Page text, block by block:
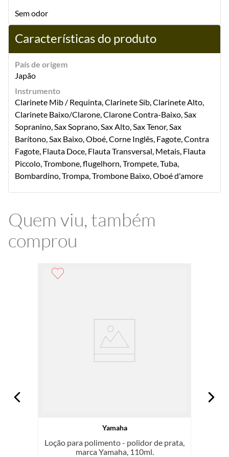
Sem odor
Características do produto
País de origem
Japão
Instrumento
Clarinete Mib / Requinta, Clarinete Sib, Clarinete Alto,
Clarinete Baixo/Clarone, Clarone Contra-Baixo, Sax
Sopranino, Sax Soprano, Sax Alto, Sax Tenor, Sax
Barítono, Sax Baixo, Oboé, Corne Inglês, Fagote, Contra
Fagote, Flauta Doce, Flauta Transversal, Metais, Flauta
Piccolo, Trombone, flugelhorn, Trompete, Tuba,
Bombardino, Trompa, Trombone Baixo, Oboé d'amore
Quem viu, também
comprou
Yamaha
Loção para polimento - polidor de prata,
marca Yamaha, 110ml.